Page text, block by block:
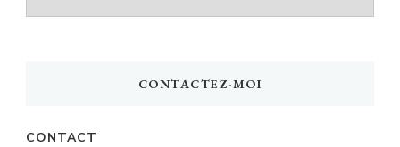
découvrez
CONTACTEZ-MOI
CONTACT